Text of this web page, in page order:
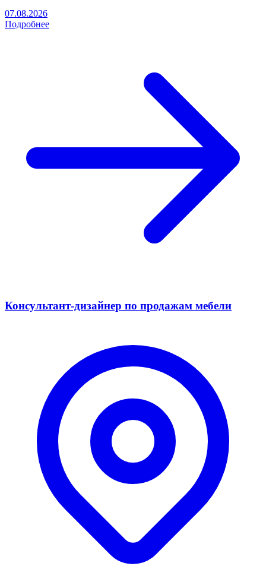
07.08.2026
Подробнее
Консультант-дизайнер по продажам мебели